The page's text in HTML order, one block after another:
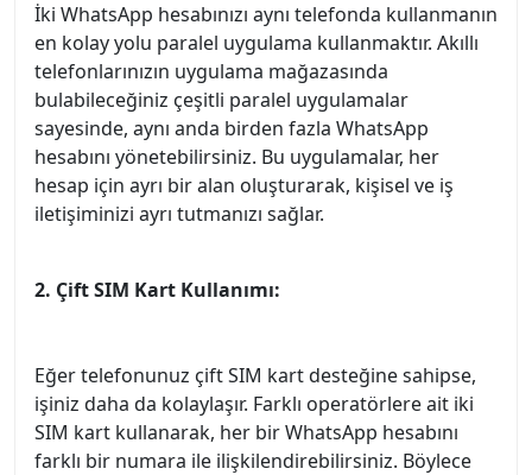
İki WhatsApp hesabınızı aynı telefonda kullanmanın
en kolay yolu paralel uygulama kullanmaktır. Akıllı
telefonlarınızın uygulama mağazasında
bulabileceğiniz çeşitli paralel uygulamalar
sayesinde, aynı anda birden fazla WhatsApp
hesabını yönetebilirsiniz. Bu uygulamalar, her
hesap için ayrı bir alan oluşturarak, kişisel ve iş
iletişiminizi ayrı tutmanızı sağlar.
2. Çift SIM Kart Kullanımı:
Eğer telefonunuz çift SIM kart desteğine sahipse,
işiniz daha da kolaylaşır. Farklı operatörlere ait iki
SIM kart kullanarak, her bir WhatsApp hesabını
farklı bir numara ile ilişkilendirebilirsiniz. Böylece